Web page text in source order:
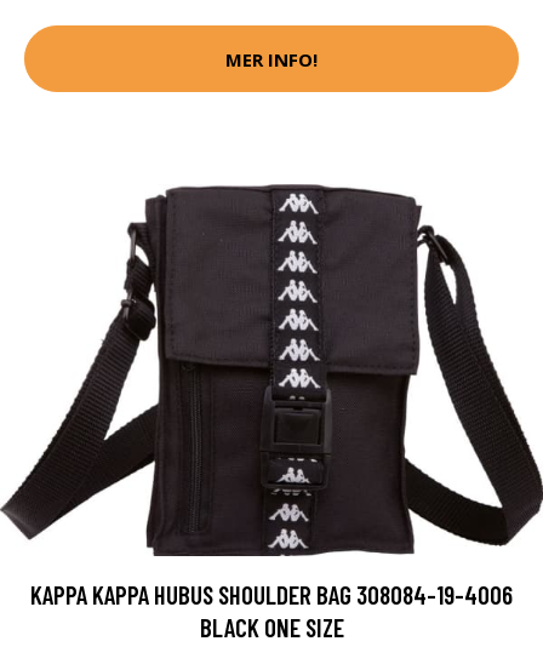
MER INFO!
KAPPA KAPPA HUBUS SHOULDER BAG 308084-19-4006
BLACK ONE SIZE